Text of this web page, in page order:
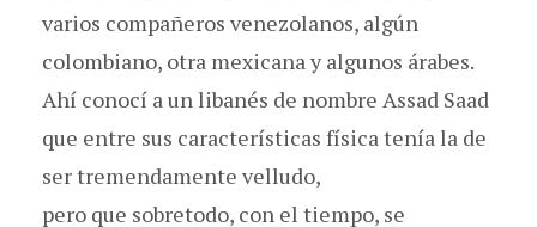
varios compañeros venezolanos, algún
colombiano, otra mexicana y algunos árabes.
Ahí conocí a un libanés de nombre Assad Saad
que entre sus características física tenía la de
ser tremendamente velludo,
pero que sobretodo, con el tiempo, se